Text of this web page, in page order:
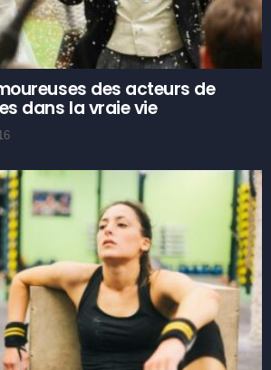
des acteurs de
dans la vraie vie